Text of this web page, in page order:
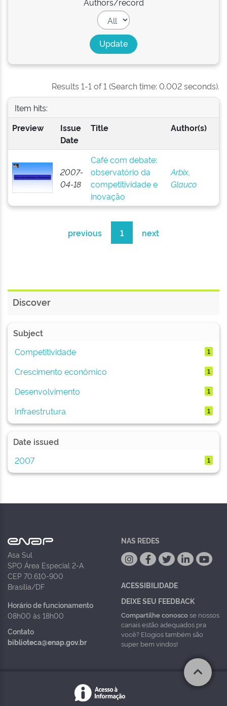
Results 1-1 of 1 (Search time: 0.002 seconds).
Item hits:
Preview
Issue
Date
Title Author(s)
2007-
04-18
Café com debate:
observatório da
competitividade e
inovação
Arbix,
Glauco
previous 1 next
Discover
Subject
Competitividade
1
Crescimento econômico 1
Desenvolvimento 1
Infraestrutura 1
Date issued
2007
1
Asa Sul
SPO Área Especial 2-A
CEP 70.610-900
Brasília/DF
Horário de funcionamento
08h00 às 18h00
Contato
biblioteca@enap.gov.br
NAS REDES
ACESSIBILIDADE
DEIXE SEU FEEDBACK
Compartilhe conoscose nossos
canais estão adequados pra
você? Elogios também são
super bem vindos!